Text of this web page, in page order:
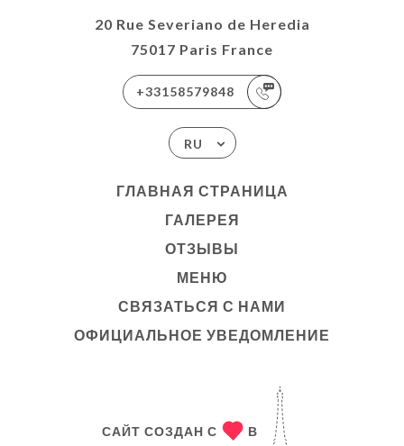
20 Rue Severiano de Heredia
75017 Paris France
+33158579848
RU
ГЛАВНАЯ СТРАНИЦА
ГАЛЕРЕЯ
ОТЗЫВЫ
МЕНЮ
СВЯЗАТЬСЯ С НАМИ
ОФИЦИАЛЬНОЕ УВЕДОМЛЕНИЕ
САЙТ СОЗДАН С В